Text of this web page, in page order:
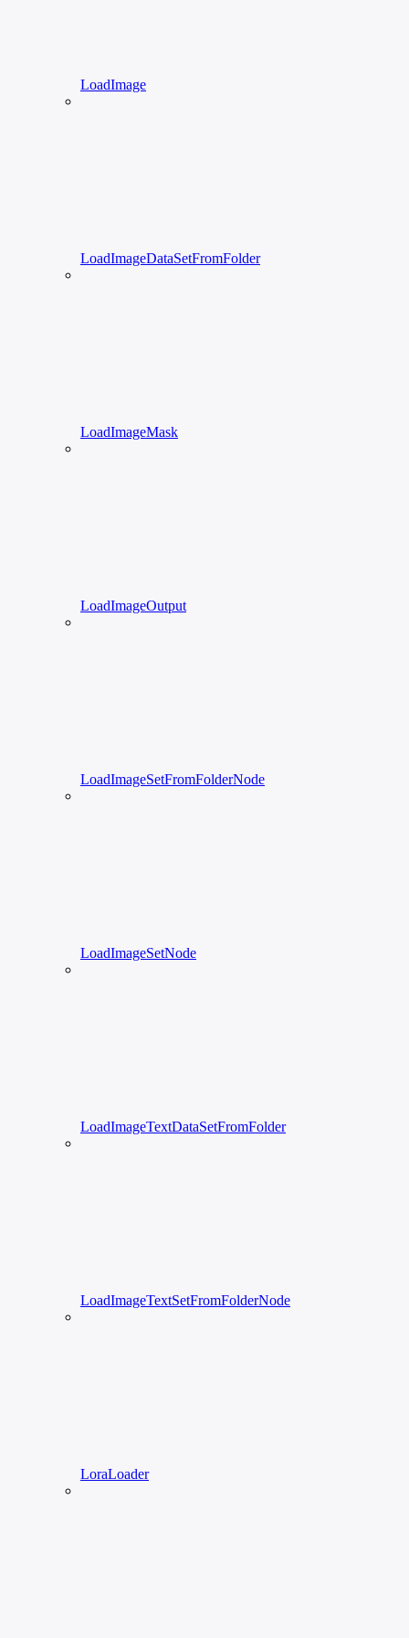
LoadImage
LoadImageDataSetFromFolder
LoadImageMask
LoadImageOutput
LoadImageSetFromFolderNode
LoadImageSetNode
LoadImageTextDataSetFromFolder
LoadImageTextSetFromFolderNode
LoraLoader